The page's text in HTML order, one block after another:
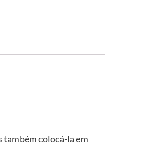
também colocá-la em